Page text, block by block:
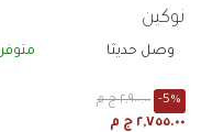
نوكين
متوفر وصل حديثا
٢,٩٠٠.٠٠ ج م -5%
٢,٧٥٥.٠٠ ج م